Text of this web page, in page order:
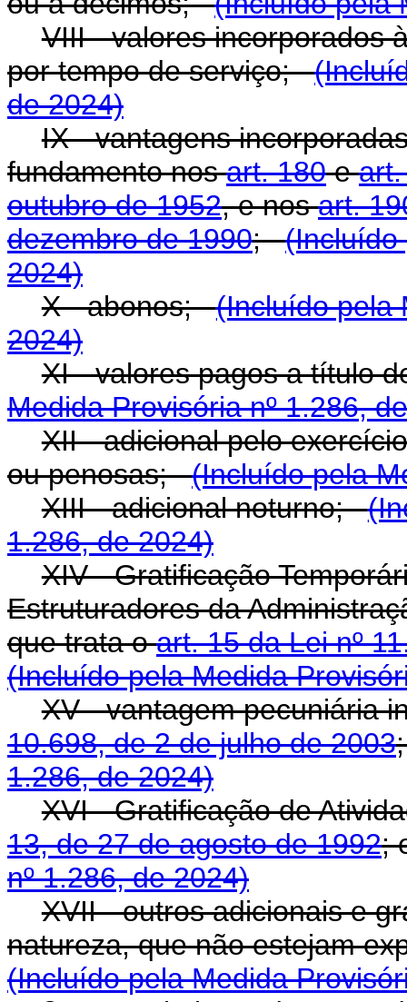
VIII - valores incorporados
por tempo de serviço;
de 2024)
IX - vantagens
fundamento nosart. 180e
outubro de 1952, e nosart.
dezembro de 1990;(Incluído
2024)
X - abonos;(Incluído pela
2024)
XI - valores pagos a título
Medida Provisória nº 1.286,
XII - adicional pelo
ou penosas;(Incluído pela
XIII - adicional noturno;
1.286, de 2024)
XIV - Gratificação
Estruturadores da
que trata oart. 15 da Lei nº
(Incluído pela Medida
XV - vantagem pecuniária
10.698, de 2 de julho de 2003
1.286, de 2024)
XVI - Gratificação de
13, de 27 de agosto de 1992;
nº 1.286, de 2024)
XVII - outros adicionais e
natureza, que não estejam
(Incluído pela Medida